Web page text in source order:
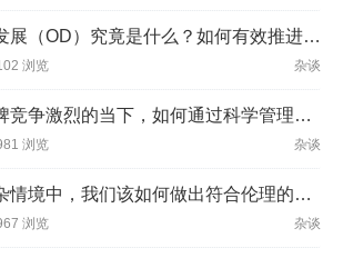
组织发展（OD）究竟是什么？如何有效推进并解决企业管理难题？
浏览 杂谈
在品牌竞争激烈的当下，如何通过科学管理让品牌成为消费者心中不可替代的存在？
浏览 杂谈
在复杂情境中，我们该如何做出符合伦理的决策？
浏览 杂谈